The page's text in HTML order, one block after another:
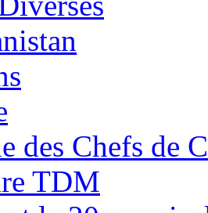
des Chefs de
TDM